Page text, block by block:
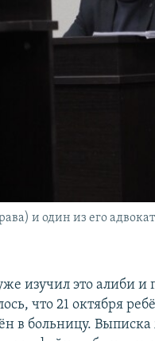
и один из его
изучил это алиби
что 21 октября
в больницу.